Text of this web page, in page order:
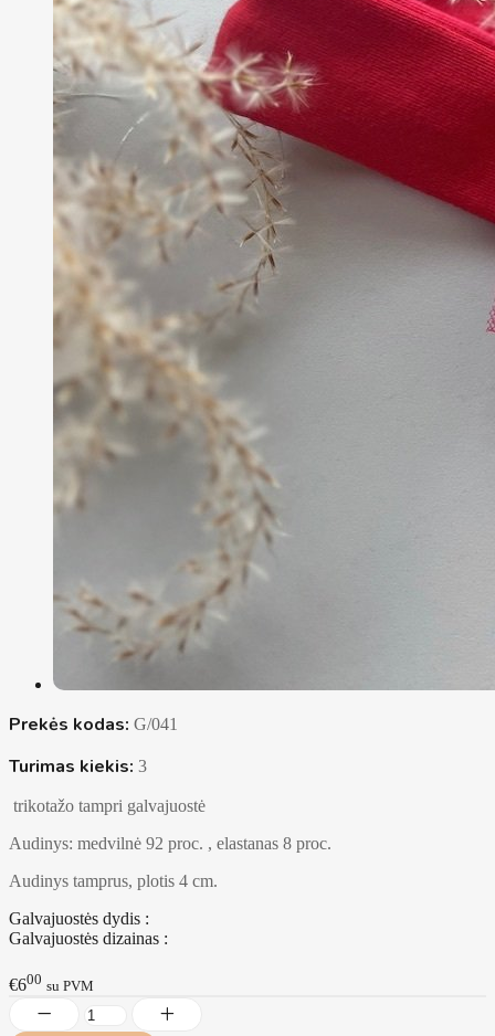
Prekės kodas: G/041
Turimas kiekis: 3
trikotažo tampri galvajuostė
Audinys: medvilnė 92 proc. , elastanas 8 proc.
Audinys tamprus, plotis 4 cm.
Galvajuostės dydis :
Galvajuostės dizainas :
€600 su PVM